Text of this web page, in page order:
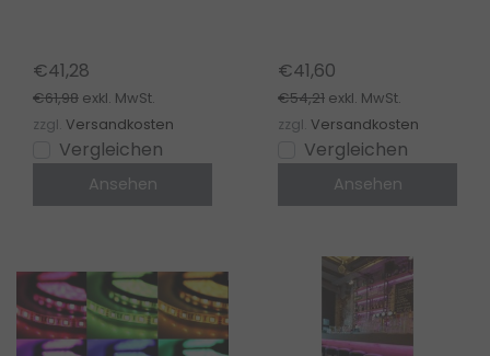
€41,28
€61,98 exkl. MwSt.
zzgl. Versandkosten
Vergleichen
Ansehen
€41,60
€54,21 exkl. MwSt.
zzgl. Versandkosten
Vergleichen
Ansehen